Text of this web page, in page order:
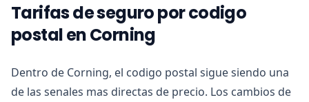
Tarifas de seguro por codigo
postal en Corning
Dentro de Corning, el codigo postal sigue siendo una
de las senales mas directas de precio. Los cambios de